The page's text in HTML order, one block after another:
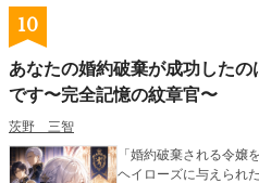
作を投稿しています。
10
あなたの婚約破棄が成功した
です〜完全記憶の紋章官〜
茨野 三智
「婚約破棄される令嬢を、どう
ヘイローズに与えられた仕事だった。